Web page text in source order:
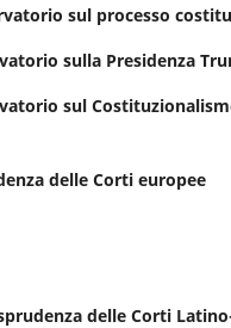
sul processo
sulla Presidenza
sul
delle Corti europee
delle Corti